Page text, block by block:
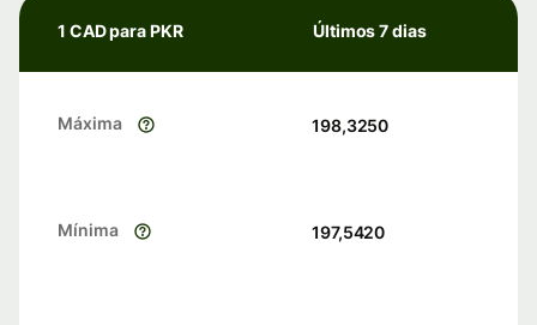
1 CAD para PKR Últimos 7 dias
Máxima 198,3250
Mínima 197,5420